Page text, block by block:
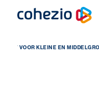
content
VOOR KLEINE EN